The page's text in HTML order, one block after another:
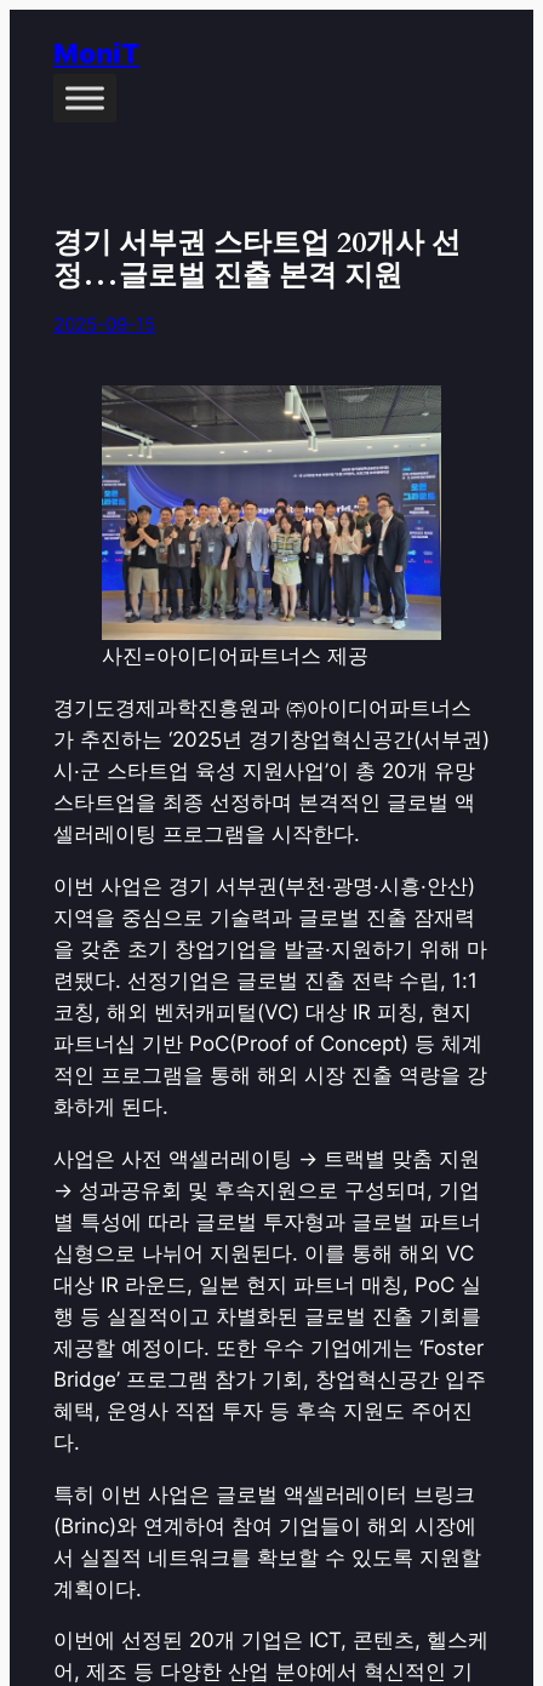
MoniT
경기 서부권 스타트업 20개사 선
정…글로벌 진출 본격 지원
2025-09-15
사진=아이디어파트너스 제공
경기도경제과학진흥원과 ㈜아이디어파트너스
가 추진하는 ‘2025년 경기창업혁신공간(서부권)
시·군 스타트업 육성 지원사업’이 총 20개 유망
스타트업을 최종 선정하며 본격적인 글로벌 액
셀러레이팅 프로그램을 시작한다.
이번 사업은 경기 서부권(부천·광명·시흥·안산)
지역을 중심으로 기술력과 글로벌 진출 잠재력
을 갖춘 초기 창업기업을 발굴·지원하기 위해 마
련됐다. 선정기업은 글로벌 진출 전략 수립, 1:1
코칭, 해외 벤처캐피털(VC) 대상 IR 피칭, 현지
파트너십 기반 PoC(Proof of Concept) 등 체계
적인 프로그램을 통해 해외 시장 진출 역량을 강
화하게 된다.
사업은 사전 액셀러레이팅 → 트랙별 맞춤 지원
→ 성과공유회 및 후속지원으로 구성되며, 기업
별 특성에 따라 글로벌 투자형과 글로벌 파트너
십형으로 나뉘어 지원된다. 이를 통해 해외 VC
대상 IR 라운드, 일본 현지 파트너 매칭, PoC 실
행 등 실질적이고 차별화된 글로벌 진출 기회를
제공할 예정이다. 또한 우수 기업에게는 ‘Foster
Bridge’ 프로그램 참가 기회, 창업혁신공간 입주
혜택, 운영사 직접 투자 등 후속 지원도 주어진
다.
특히 이번 사업은 글로벌 액셀러레이터 브링크
(Brinc)와 연계하여 참여 기업들이 해외 시장에
서 실질적 네트워크를 확보할 수 있도록 지원할
계획이다.
이번에 선정된 20개 기업은 ICT, 콘텐츠, 헬스케
어, 제조 등 다양한 산업 분야에서 혁신적인 기